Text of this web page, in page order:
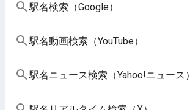
駅名検索（Google）
駅名動画検索（YouTube）
駅名ニュース検索（Yahoo!ニュース）